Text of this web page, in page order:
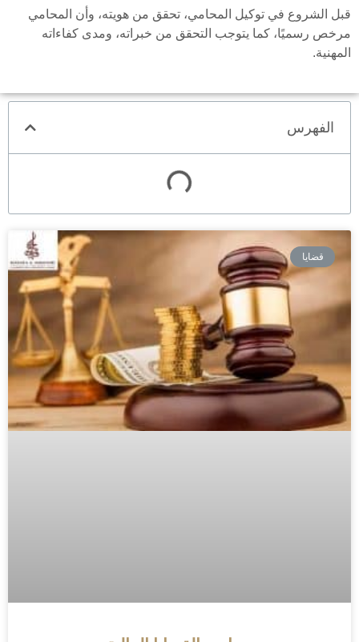
قبل الشروع في توكيل المحامي، تحقق من هويته، وأن المحامي
مرخص رسميًا، كما يتوجب التحقق من خبراته، ومدى كفاءاته
المهنية.
الفهرس
قضايا